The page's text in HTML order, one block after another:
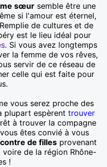
sœur semble être une
si l'amour est éternel,
de cultures et de
est le lieu idéal pour
. Si vous avez longtemps
la femme de vos rêves,
servir de ce réseau de
celle qui est faite pour
vous serez proche des
plupart espèrent trouver
à trouver la compagne
êtes convié à vous
de fillesprovenant
voire de la région Rhône-
!